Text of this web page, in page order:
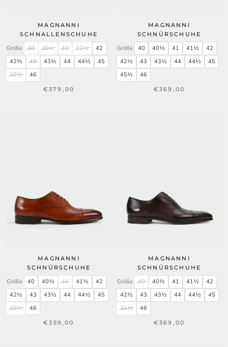
MAGNANNI
SCHNALLENSCHUHE
Größe 40 40½ 41 41½
42
42½
43 43½ 44 44½
45
45½
46
€379,00
MAGNANNI
SCHNÜRSCHUHE
Größe 40 40½ 41 41½
42
42½
43 43½ 44 44½
45
45½
46
€369,00
MAGNANNI
SCHNÜRSCHUHE
Größe 40 40½ 41 41½
42
42½
43 43½ 44 44½
45
45½
46
€359,00
MAGNANNI
SCHNÜRSCHUHE
Größe 40 40½ 41 41½
42
42½
43 43½ 44 44½
45
45½
46
€369,00